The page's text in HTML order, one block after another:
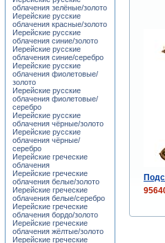
облачения зелёные/золото
Иерейские русские
облачения красные/золото
Иерейские русские
облачения синие/золото
Иерейские русские
облачения синие/серебро
Иерейские русские
облачения фиолетовые/
золото
Иерейские русские
облачения фиолетовые/
серебро
Иерейские русские
облачения чёрные/золото
Иерейские русские
облачения чёрные/
серебро
Иерейские греческие
облачения
Иерейские греческие
облачения белые/золото
Иерейские греческие
облачения белые/серебро
Иерейские греческие
облачения бордо/золото
Иерейские греческие
облачения жёлтые/золото
Иерейские греческие